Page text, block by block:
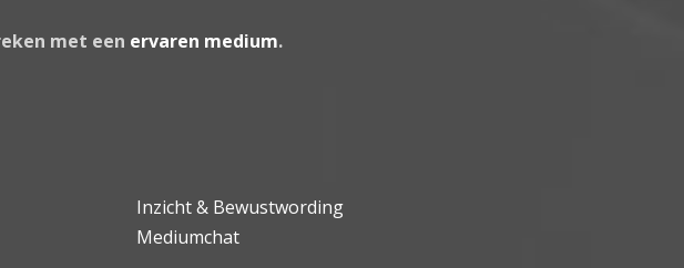
met een ervaren medium.
Inzicht & Bewustwording
Mediumchat